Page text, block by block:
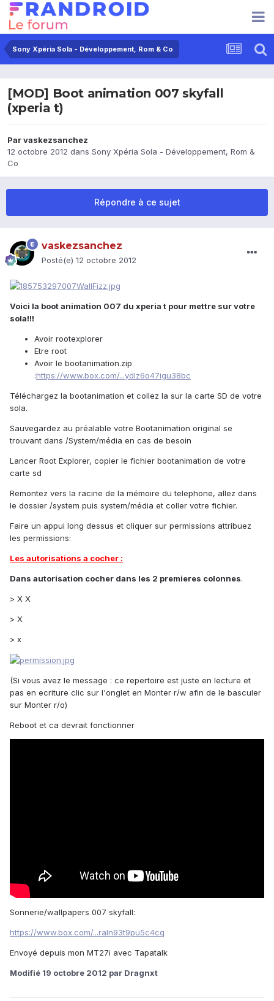
Sony Xpéria Sola - Développement, Rom & Co
[MOD] Boot animation 007 skyfall
(xperia t)
Parvaskezsanchez
12 octobre 2012 dans Sony Xpéria Sola - Développement, Rom &
Co
Répondre à ce sujet
vaskezsanchez
Posté(e) 12 octobre 2012
Voici la boot animation 007 du xperia t pour mettre sur votre
sola!!!
Avoir rootexplorer
Etre root
Avoir le bootanimation.zip
:https://www.box.com/...ydlz6o47igu38bc
Téléchargez la bootanimation et collez la sur la carte SD de votre
sola.
Sauvegardez au préalable votre Bootanimation original se
trouvant dans /System/média en cas de besoin
Lancer Root Explorer, copier le fichier bootanimation de votre
carte sd
Remontez vers la racine de la mémoire du telephone, allez dans
le dossier /system puis system/média et coller votre fichier.
Faire un appui long dessus et cliquer sur permissions attribuez
les permissions:
Les autorisations a cocher :
Dans autorisation cocher dans les 2 premieres colonnes.
> X X
> X
> x
(Si vous avez le message : ce repertoire est juste en lecture et
pas en ecriture clic sur l'onglet en Monter r/w afin de le basculer
sur Monter r/o)
Reboot et ca devrait fonctionner
Sonnerie/wallpapers 007 skyfall:
https://www.box.com/...raln93t9pu5c4cq
Envoyé depuis mon MT27i avec Tapatalk
Modifié 19 octobre 2012 par Dragnxt